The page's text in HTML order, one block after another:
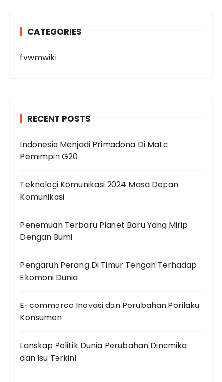
CATEGORIES
fvwmwiki
RECENT POSTS
Indonesia Menjadi Primadona Di Mata
Pemimpin G20
Teknologi Komunikasi 2024 Masa Depan
Komunikasi
Penemuan Terbaru Planet Baru Yang Mirip
Dengan Bumi
Pengaruh Perang Di Timur Tengah Terhadap
Ekomoni Dunia
E-commerce Inovasi dan Perubahan Perilaku
Konsumen
Lanskap Politik Dunia Perubahan Dinamika
dan Isu Terkini